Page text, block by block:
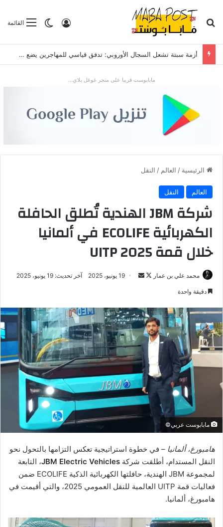
القائمةالوضع
تسجيل الدخول بحث عن
أزمة سبتة تشعل السجال الأوروبي: تدفق قياسي للمهاجرين يضع “شينغن” والعلاقات مع الرباط تحت الاختبار
مابابوست قريبا على متجر غوغل بلاي...
الرئيسية / العالم / النقل
العالم النقل
شركة JBM الهندية تُطلق الحافلة
الكهربائية ECOLIFE في ألمانيا
خلال قمة UITP 2025
محمد علي بن عمار
تابعأرسل 19 يونيو، 2025 آخر تحديث: 19 يونيو، 2025
دقيقة واحدة
مابابوست عربي©
هامبورغ، ألمانيا – في خطوة استراتيجية تعكس التزامها بالتحول نحو
النقل المستدام، أطلقت شركة JBM Electric Vehicles، التابعة
لمجموعة JBM الهندية، حافلتها الكهربائية الذكية ECOLIFE ضمن
فعاليات قمة UITP العالمية للنقل العمومي 2025، والتي أقيمت في
هامبورغ، ألمانيا.